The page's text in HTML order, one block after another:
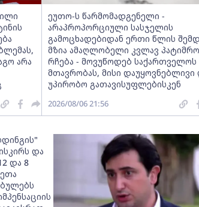
არა
ეუთო-ს წარმომადგენელი -
არაპროპორციული სასჯელის
გამოცხადებიდან ერთი წლის
მზია ამაღლობელი კვლავ
რჩება - მოვუწოდებ საქართველოს
მთავრობას, მისი დაუყოვნებლივი
უპირობო გათავისუფლებისკენ
2026/08/06 21:56
და
და 8